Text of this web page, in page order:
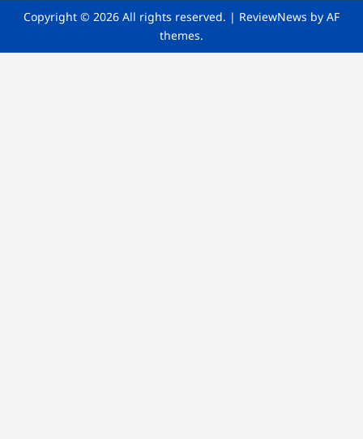
Copyright © 2026 All rights reserved. | ReviewNews by AF
themes.